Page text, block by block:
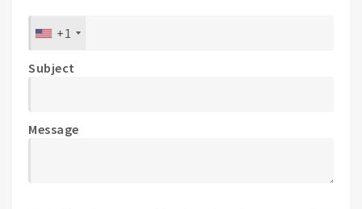
+1
Subject
Message